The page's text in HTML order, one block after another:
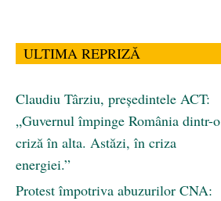
ULTIMA REPRIZĂ
Claudiu Târziu, președintele ACT:
„Guvernul împinge România dintr-o
criză în alta. Astăzi, în criza
energiei.”
Protest împotriva abuzurilor CNA: